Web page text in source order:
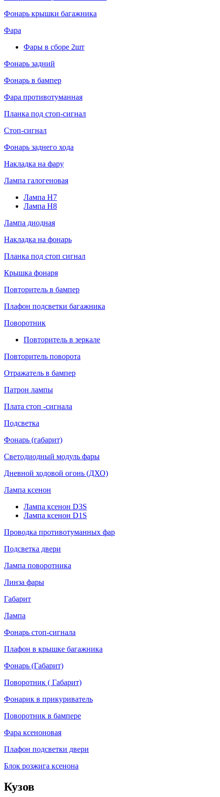
Фонарь крышки багажника
Фара
Фары в сборе 2шт
Фонарь задний
Фонарь в бампер
Фара противотуманная
Планка под стоп-сигнал
Стоп-сигнал
Фонарь заднего хода
Накладка на фару
Лампа галогеновая
Лампа H7
Лампа H8
Лампа диодная
Накладка на фонарь
Планка под стоп сигнал
Крышка фонаря
Повторитель в бампер
Плафон подсветки багажника
Поворотник
Повторитель в зеркале
Повторитель поворота
Отражатель в бампер
Патрон лампы
Плата стоп -сигнала
Подсветка
Фонарь (габарит)
Светодиодный модуль фары
Дневной ходовой огонь (ДХО)
Лампа ксенон
Лампа ксенон D3S
Лампа ксенон D1S
Проводка противотуманных фар
Подсветка двери
Лампа поворотника
Линза фары
Габарит
Лампа
Фонарь стоп-сигнала
Плафон в крышке багажника
Фонарь (Габарит)
Поворотник ( Габарит)
Фонарик в прикуриватель
Поворотник в бампере
Фара ксеноновая
Плафон подсветки двери
Блок розжига ксенона
Кузов